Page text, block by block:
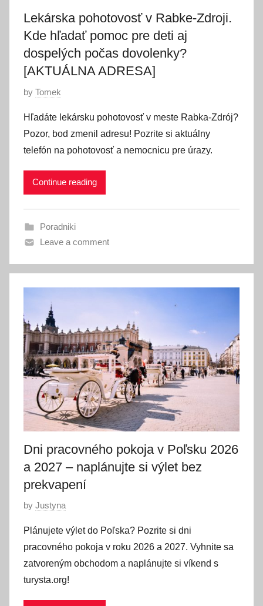
Lekárska pohotovosť v Rabke-Zdroji.
Kde hľadať pomoc pre deti aj
dospelých počas dovolenky?
[AKTUÁLNA ADRESA]
P
s
t
e
d
j
ú
a
2
2
6
by Tomek
Hľadáte lekársku pohotovosť v meste Rabka-Zdrój?
Pozor, bod zmenil adresu! Pozrite si aktuálny
telefón na pohotovosť a nemocnicu pre úrazy.
Continue reading
Poradniki
Leave a comment
Dni pracovného pokoja v Poľsku 2026
a 2027 – naplánujte si výlet bez
prekvapení
P
s
t
e
d
by Justyna
Plánujete výlet do Poľska? Pozrite si dni
pracovného pokoja v roku 2026 a 2027. Vyhnite sa
zatvoreným obchodom a naplánujte si víkend s
turysta.org!